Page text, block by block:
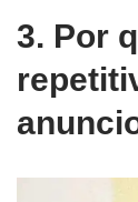
3. Por